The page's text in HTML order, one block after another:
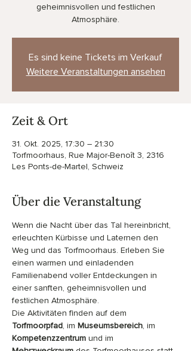
geheimnisvollen und festlichen
Atmosphäre.
Es sind keine Tickets im Verkauf
Weitere Veranstaltungen ansehen
Zeit & Ort
31. Okt. 2025, 17:30 – 21:30
Torfmoorhaus, Rue Major-Benoît 3, 2316
Les Ponts-de-Martel, Schweiz
Über die Veranstaltung
Wenn die Nacht über das Tal hereinbricht,
erleuchten Kürbisse und Laternen den
Weg und das Torfmoorhaus. Erleben Sie
einen warmen und einladenden
Familienabend voller Entdeckungen in
einer sanften, geheimnisvollen und
festlichen Atmosphäre.
Die Aktivitäten finden auf dem
Torfmoorpfad, im Museumsbereich, im
Kompetenzzentrum und im